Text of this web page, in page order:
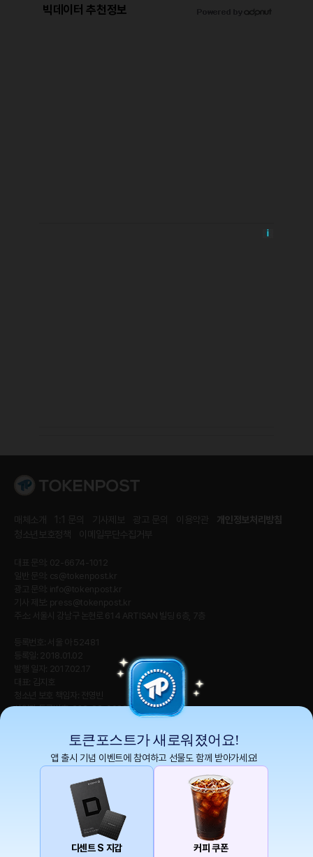
빅데이터 추천정보
매체소개 기사제보 광고 문의 이용약관
개인정보처리방침
청소년보호정책
이메일무단수집거부
대표 문의: 02-6674-1012
일반 문의: cs@tokenpost.kr
광고 문의:
info@tokenpost.kr
기사 제보: press@tokenpost.kr
주소: 서울시 강남구 논현로 614 ARTISAN 빌딩 6층, 7층
등록번호: 서울 아 52481
등록일: 2018.01.02
발행 일자: 2017.02.17
대표: 김지호
청소년 보호 책임자: 전영빈
사업자 등록번호: 232-88-00885
직업정보제공사업신고번호 : J1204020230009
토큰포스트(tokenpost)의 모든 컨텐츠는 저작권 법의 보호를 받는 바, 무단 전재, 복
Copyright ⓒ 2026 토큰포스트. All Rights Reserved.
토큰포스트가 새로워졌어요!
앱 출시 기념 이벤트에 참여하고 선물도 함께 받아가세요!
디센트 S 지갑 커피 쿠폰